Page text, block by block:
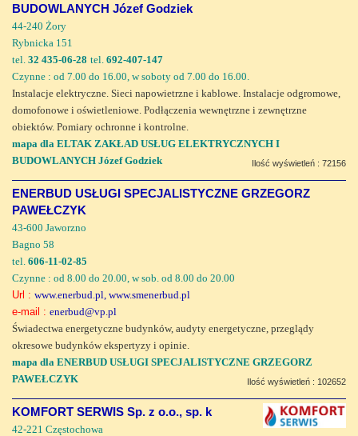
BUDOWLANYCH Józef Godziek
44-240 Żory
Rybnicka 151
tel. 32 435-06-28 tel. 692-407-147
Czynne : od 7.00 do 16.00, w soboty od 7.00 do 16.00.
Instalacje elektryczne. Sieci napowietrzne i kablowe. Instalacje odgromowe,
domofonowe i oświetleniowe. Podłączenia wewnętrzne i zewnętrzne
obiektów. Pomiary ochronne i kontrolne.
mapa dla ELTAK ZAKŁAD USŁUG ELEKTRYCZNYCH I
BUDOWLANYCH Józef Godziek
Ilość wyświetleń : 72156
ENERBUD USŁUGI SPECJALISTYCZNE GRZEGORZ
PAWEŁCZYK
43-600 Jaworzno
Bagno 58
tel. 606-11-02-85
Czynne : od 8.00 do 20.00, w sob. od 8.00 do 20.00
Url : www.enerbud.pl, www.smenerbud.pl
e-mail : enerbud@vp.pl
Świadectwa energetyczne budynków, audyty energetyczne, przeglądy
okresowe budynków ekspertyzy i opinie.
mapa dla ENERBUD USŁUGI SPECJALISTYCZNE GRZEGORZ
PAWEŁCZYK
Ilość wyświetleń : 102652
KOMFORT SERWIS Sp. z o.o., sp. k
42-221 Częstochowa